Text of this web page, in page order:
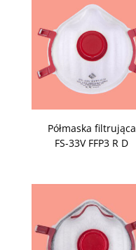
Półmaska filtrująca
FS-33V FFP3 R D